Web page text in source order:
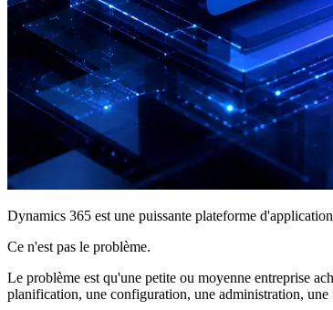
Dynamics 365 est une puissante plateforme
Ce n'est pas le problème.
Le problème est qu'une petite ou moyenne entreprise
planification, une configuration, une administration,